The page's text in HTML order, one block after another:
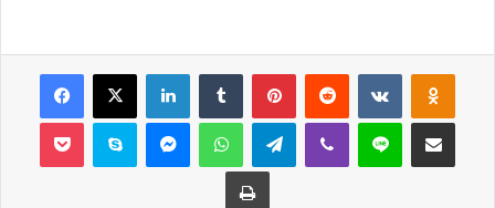
Facebook
X LinkedInTumblr PinterestReddit VKontakte
Pocket Skype MessengerWhatsAppTelegramViber Line E-Posta ile
Yazdır